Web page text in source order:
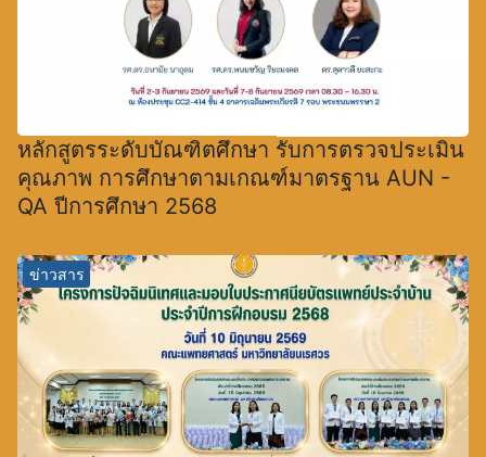
หลักสูตรระดับบัณฑิตศึกษา รับการตรวจประเมิน
คุณภาพ การศึกษาตามเกณฑ์มาตรฐาน AUN -
QA ปีการศึกษา 2568
ข่าวสาร